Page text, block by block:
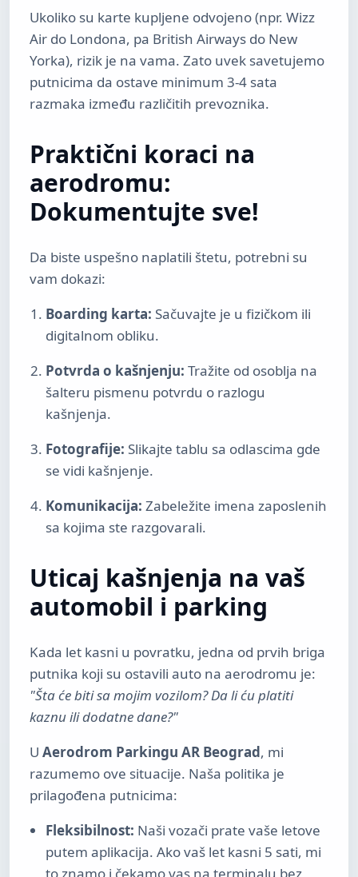
Ukoliko su karte kupljene odvojeno (npr. Wizz
Air do Londona, pa British Airways do New
Yorka), rizik je na vama. Zato uvek savetujemo
putnicima da ostave minimum 3-4 sata
razmaka između različitih prevoznika.
Praktični koraci na
aerodromu:
Dokumentujte sve!
Da biste uspešno naplatili štetu, potrebni su
vam dokazi:
Boarding karta: Sačuvajte je u fizičkom ili
digitalnom obliku.
Potvrda o kašnjenju: Tražite od osoblja na
šalteru pismenu potvrdu o razlogu
kašnjenja.
Fotografije: Slikajte tablu sa odlascima gde
se vidi kašnjenje.
Komunikacija: Zabeležite imena zaposlenih
sa kojima ste razgovarali.
Uticaj kašnjenja na vaš
automobil i parking
Kada let kasni u povratku, jedna od prvih briga
putnika koji su ostavili auto na aerodromu je:
"Šta će biti sa mojim vozilom? Da li ću platiti
kaznu ili dodatne dane?"
U Aerodrom Parkingu AR Beograd, mi
razumemo ove situacije. Naša politika je
prilagođena putnicima:
Fleksibilnost: Naši vozači prate vaše letove
putem aplikacija. Ako vaš let kasni 5 sati, mi